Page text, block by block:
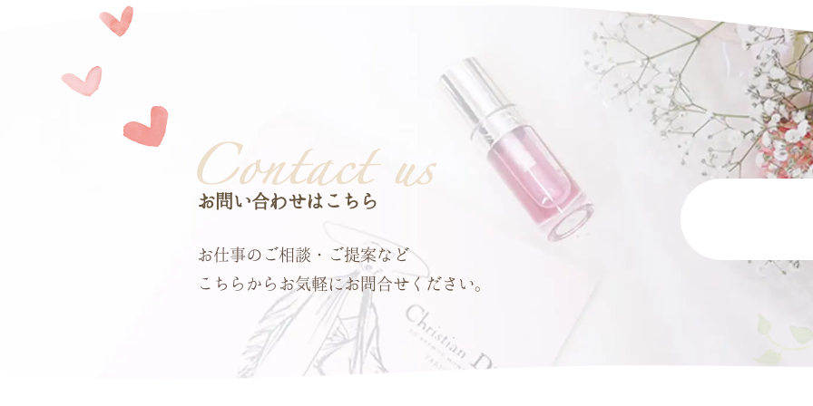
お問い合わせはこちら
お仕事のご相談・ご提案など
こちらからお気軽にお問合せください。